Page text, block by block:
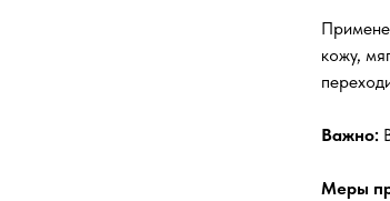
кожу,
Важно:
Меры